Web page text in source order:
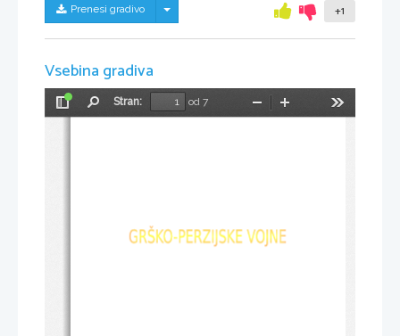
Prenesi gradivo Skrij/prikaži meni +1
Vsebina gradiva
Preklopi
Stran:
od 7
Pomanjšaj